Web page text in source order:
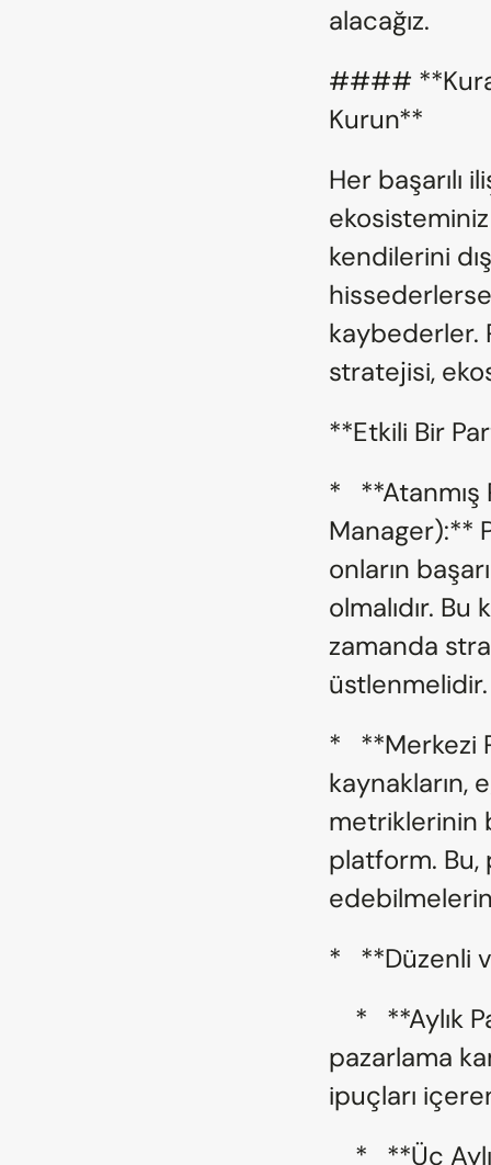
alacağız.
#### **Kural
Kurun**
Her başarılı
kendilerini
kaybederler.
stratejisi,
**Etkili Bir
*
Manager):**
onların
olmalıdır.
zamanda
üstlenmelidir.
*   **Merkezi
kaynakların,
metriklerinin
platform.
*   **Düzenli
pazarlama
ipuçları